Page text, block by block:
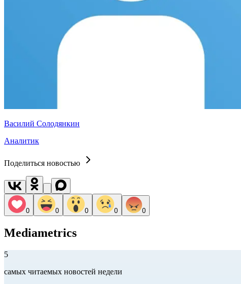
Василий Солодянкин
Аналитик
Поделиться новостью
0 0 0 0 0
Mediametrics
5
самых читаемых новостей недели